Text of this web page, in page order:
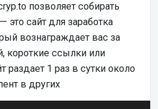
позволяет собирать
это сайт для заработка
вознаграждает вас за
короткие ссылки или
раздает 1 раз в сутки около
в других